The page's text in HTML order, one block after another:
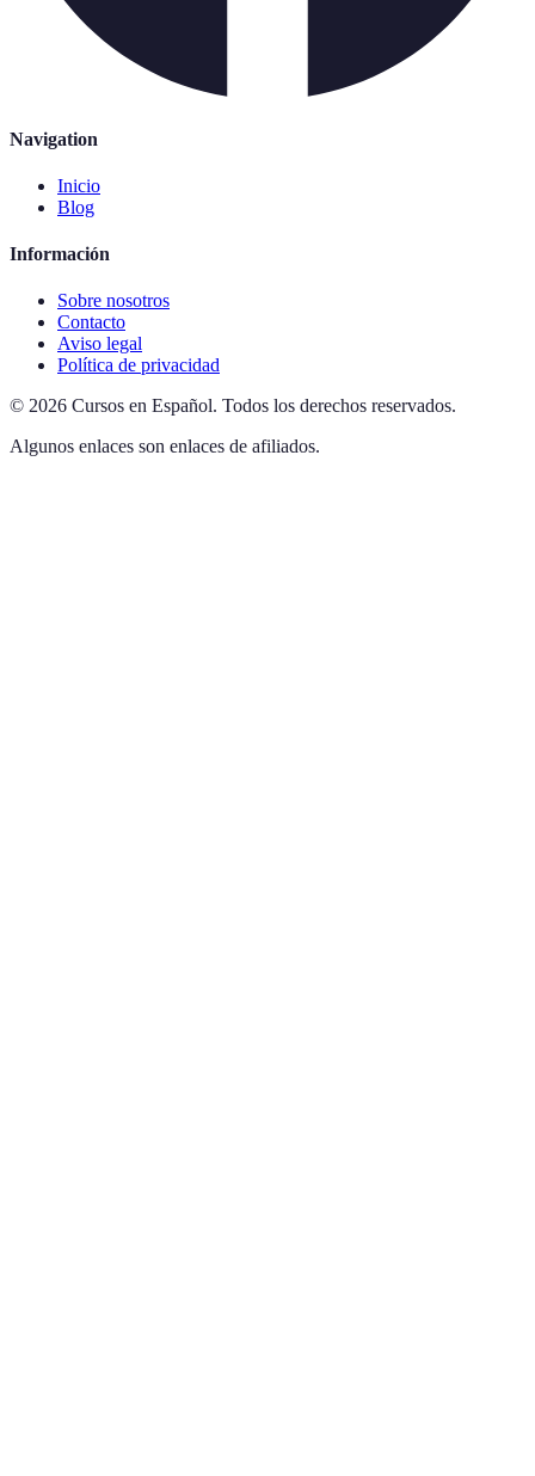
Navigation
Inicio
Blog
Información
Sobre nosotros
Contacto
Aviso legal
Política de privacidad
© 2026 Cursos en Español. Todos los derechos reservados.
Algunos enlaces son enlaces de afiliados.